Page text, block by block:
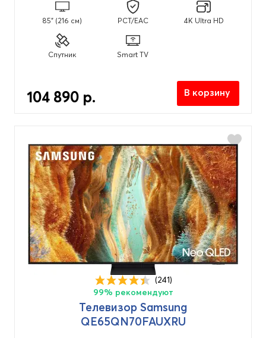
85" (216 см) PCT/EAC 4K Ultra HD
Спутник Smart TV
104 890 р. В корзину
(241)
99% рекомендуют
Телевизор Samsung
QE65QN70FAUXRU